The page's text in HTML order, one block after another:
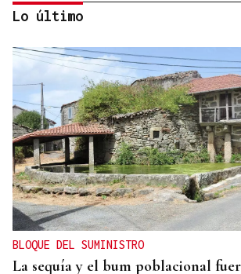
Jenaro Castro
TRAZADO HORIZONTAL
El sueño de una noche de
Lo último
BLOQUE DEL SUMINISTRO
La sequía y el bum poblacional